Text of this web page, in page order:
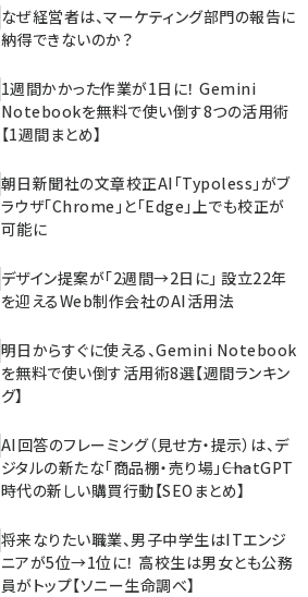
なぜ経営者は、マーケティング部門の報告に
納得できないのか？
1週間かかった作業が1日に！ Gemini
Notebookを無料で使い倒す8つの活用術
【1週間まとめ】
朝日新聞社の文章校正AI「Typoless」がブ
ラウザ「Chrome」と「Edge」上でも校正が
可能に
デザイン提案が「2週間→2日に」 設立22年
を迎えるWeb制作会社のAI活用法
明日からすぐに使える、Gemini Notebook
を無料で使い倒す活用術8選【週間ランキン
グ】
AI回答のフレーミング（見せ方・提示）は、デ
ジタルの新たな「商品棚・売り場」――ChatGPT
時代の新しい購買行動【SEOまとめ】
将来なりたい職業、男子中学生はITエンジ
ニアが5位→1位に！ 高校生は男女とも公務
員がトップ【ソニー生命調べ】